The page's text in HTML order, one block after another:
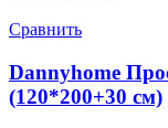
Сравнить
Dannyhome
(120*200+30 см)